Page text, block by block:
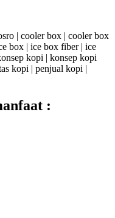
| cooler box | cooler box
box | ice box fiber| ice
kopi | konsep kopi
kopi | penjual kopi |
: